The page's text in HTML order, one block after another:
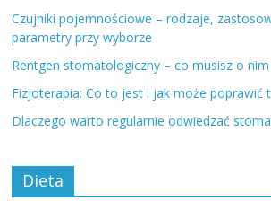
Czujniki pojemnościowe – rodzaje,
parametry przy wyborze
Rentgen stomatologiczny – co musisz o nim
Fizjoterapia: Co to jest i jak może poprawić
Dlaczego warto regularnie odwiedzać
Dieta